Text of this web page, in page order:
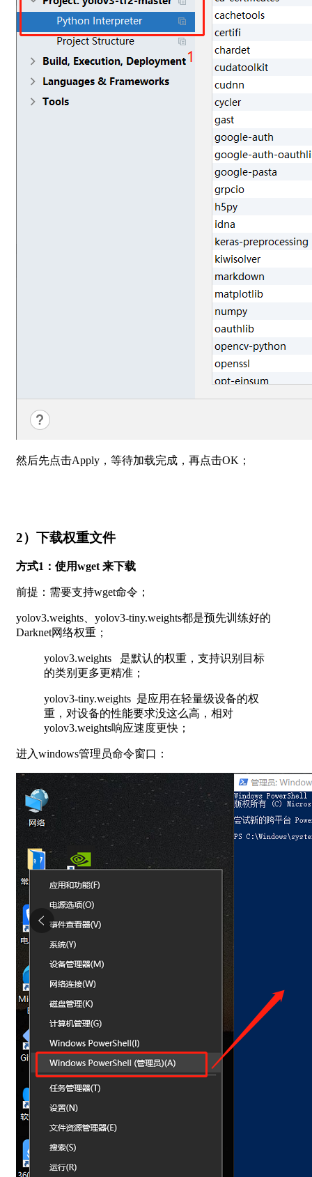
然后先点击Apply，等待加载完成，再点击OK；
2）下载权重文件
方式1：使用wget 来下载
前提：需要支持wget命令；
yolov3.weights、yolov3-tiny.weights都是预先训练好的
Darknet网络权重；
yolov3.weights 是默认的权重，支持识别目标
的类别更多更精准；
yolov3-tiny.weights 是应用在轻量级设备的权
重，对设备的性能要求没这么高，相对
yolov3.weights响应速度更快；
进入windows管理员命令窗口：